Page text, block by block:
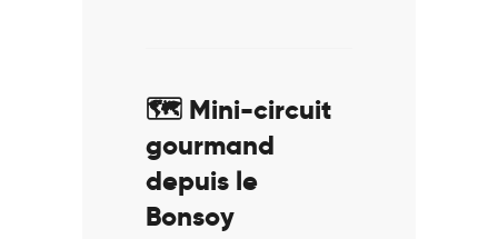
🗺️ Mini-circuit
gourmand
depuis le
Bonsoy